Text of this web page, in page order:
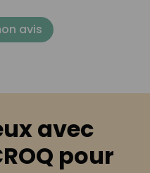
avis
avec
pour